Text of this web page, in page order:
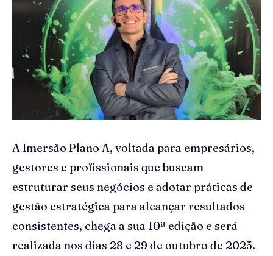
A Imersão Plano A, voltada para empresários,
gestores e profissionais que buscam
estruturar seus negócios e adotar práticas de
gestão estratégica para alcançar resultados
consistentes, chega a sua 10ª edição e será
realizada nos dias 28 e 29 de outubro de 2025.